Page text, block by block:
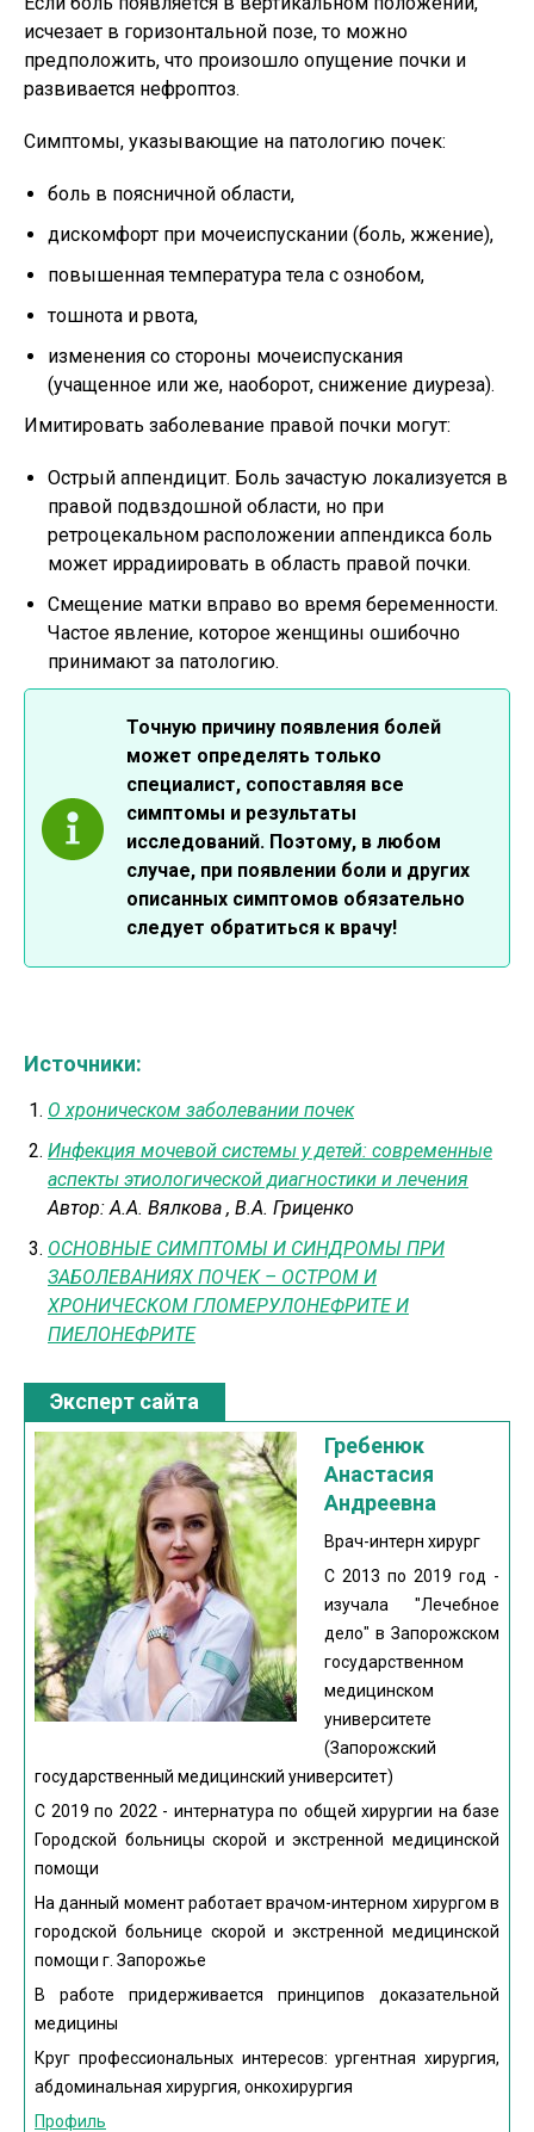
исчезает в горизонтальной позе, то можно
предположить, что произошло опущение почки и
развивается нефроптоз.
Симптомы, указывающие на патологию почек:
боль в поясничной области,
дискомфорт при мочеиспускании (боль, жжение),
повышенная температура тела с ознобом,
тошнота и рвота,
изменения со стороны мочеиспускания
(учащенное или же, наоборот, снижение диуреза).
Имитировать заболевание правой почки могут:
Острый аппендицит. Боль зачастую локализуется в
правой подвздошной области, но при
ретроцекальном расположении аппендикса боль
может иррадиировать в область правой почки.
Смещение матки вправо во время беременности.
Частое явление, которое женщины ошибочно
принимают за патологию.
Точную причину появления болей
может определять только
специалист, сопоставляя все
симптомы и результаты
исследований. Поэтому, в любом
случае, при появлении боли и других
описанных симптомов обязательно
следует обратиться к врачу!
Источники:
О хроническом заболевании почек
Инфекция мочевой системы у детей: современные
аспекты этиологической диагностики и лечения
Автор:А.А. Вялкова , В.А. Гриценко
ОСНОВНЫЕ СИМПТОМЫ И СИНДРОМЫ ПРИ
ЗАБОЛЕВАНИЯХ ПОЧЕК – ОСТРОМ И
ХРОНИЧЕСКОМ ГЛОМЕРУЛОНЕФРИТЕ И
ПИЕЛОНЕФРИТЕ
Эксперт сайта
Гребенюк
Анастасия
Андреевна
Врач-интерн хирург
С 2013 по 2019 год -
изучала "Лечебное
дело" в Запорожском
государственном
медицинском
университете
(Запорожский
государственный медицинский университет)
С 2019 по 2022 - интернатура по общей хирургии на базе
Городской больницы скорой и экстренной медицинской
помощи
На данный момент работает врачом-интерном хирургом в
городской больнице скорой и экстренной медицинской
помощи г. Запорожье
В работе придерживается принципов доказательной
медицины
Круг профессиональных интересов: ургентная хирургия,
абдоминальная хирургия, онкохирургия
Профиль